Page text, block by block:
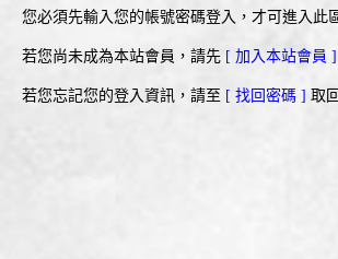
您必須先輸入您的帳號密碼登入，才可進入此
若您尚未成為本站會員，請先 [ 加入本站會員 ]
若您忘記您的登入資訊，請至 [ 找回密碼 ] 取